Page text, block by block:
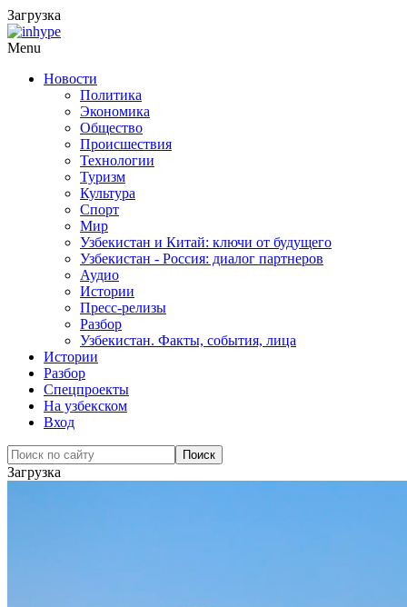
Загрузка
Menu
Новости
Политика
Экономика
Общество
Происшествия
Технологии
Туризм
Культура
Спорт
Мир
Узбекистан и Китай: ключи от будущего
Узбекистан - Россия: диалог партнеров
Аудио
Истории
Пресс-релизы
Разбор
Узбекистан. Факты, события, лица
Истории
Разбор
Спецпроекты
На узбекском
Вход
Загрузка